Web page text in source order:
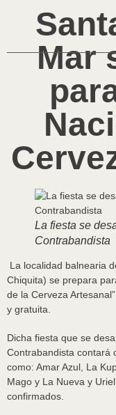
Mar
La fiesta se
Contrabandista
La localidad balnearia
Chiquita) se prepara
de la Cerveza
y gratuita.
Dicha fiesta que se
Contrabandista contará
como: Amar Azul, La
Mago y La Nueva y
confirmados.